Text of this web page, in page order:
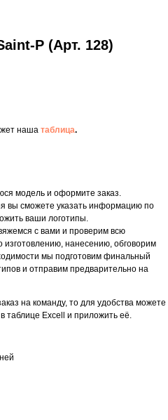
P (Арт. 128)
наша таблица.
модель и оформите заказ.
вы сможете указать информацию по
ваши логотипы.
с вами и проверим всю
нанесению, обговорим
мы подготовим финальный
и отправим предварительно на
на команду, то для удобства можете
таблице Excell и приложить её.